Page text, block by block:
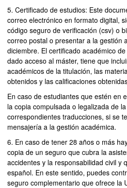
5. Certificado de estudios: Este
correo electrónico en formato digital,
código seguro de verificación (csv) o
correo postal o presentar a la gestión
diciembre. El certificado académico
dado acceso al máster, tiene que
académicos de la titulación, las
obtenidos y las calificaciones
En caso de estudiantes que estén en
la copia compulsada o legalizada de
correspondientes traducciones, si se
mensajería a la gestión académica.
6. En caso de tener 28 años o más
copia de un seguro que cubra la
accidentes y la responsabilidad civil y
español. En este sentido, puedes
seguro complementario que ofrece la